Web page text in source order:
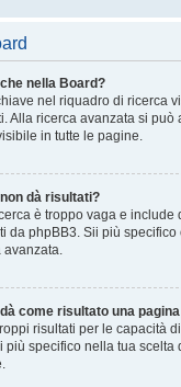
nella Board?
nel riquadro di ricerca
Alla ricerca avanzata si può
in tutte le pagine.
dà risultati?
è troppo vaga e include
da phpBB3. Sii più specifico
avanzata.
come risultato una
risultati per le capacità
più specifico nella tua scelta